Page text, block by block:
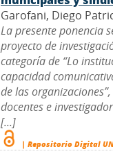
Garofani, Diego
La presente ponencia
proyecto de
categoría de “Lo
capacidad
de las
docentes e
[...]
| Repositorio Digital